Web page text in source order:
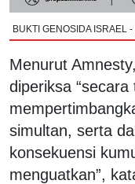
BUKTI GENOSIDA ISRAEL
Menurut
diperiksa
simultan, serta
konsekuensi
menguatkan”,